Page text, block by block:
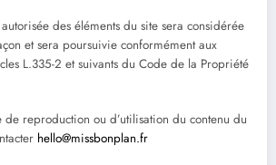
des éléments du site sera considérée
et sera poursuivie conformément aux
L.335-2 et suivants du Code de la Propriété
de reproduction ou d’utilisation du contenu du
hello@missbonplan.fr